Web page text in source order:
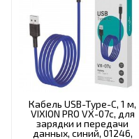
Кабель USB-Type-C, 1 м,
VIXION PRO VX-07c, для
зарядки и передачи
данных, синий, 01246,